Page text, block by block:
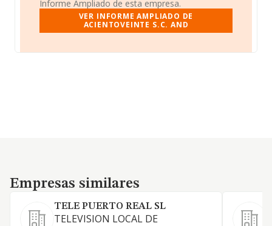
Informe Ampliado de esta empresa.
VER INFORME AMPLIADO DE
ACIENTOVEINTE S.C. AND
Empresas similares
Empresas similares
TELE PUERTO REAL SL
TELEVISION LOCAL DE